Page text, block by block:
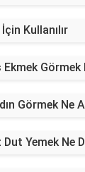
Kullanılır
Görmek
Görmek Ne
Yemek Ne